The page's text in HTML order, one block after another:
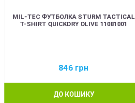
MIL-TEC ФУТБОЛКА STURM TACTICAL
T-SHIRT QUICKDRY OLIVE 11081001
846 грн
ДО КОШИКУ